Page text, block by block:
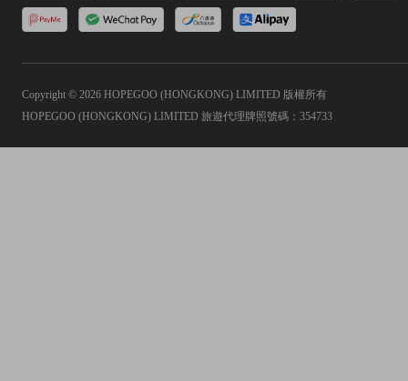
Copyright © 2026 HOPEGOO (HONGKONG) LIMITED 版權所有
HOPEGOO (HONGKONG) LIMITED 旅遊代理牌照號碼：354733